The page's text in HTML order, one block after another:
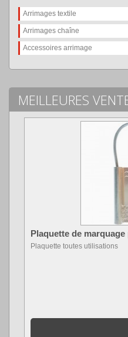
Arrimages textile
Arrimages chaîne
Accessoires arrimage
MEILLEURES
Plaquette de
Plaquette toutes utilisations